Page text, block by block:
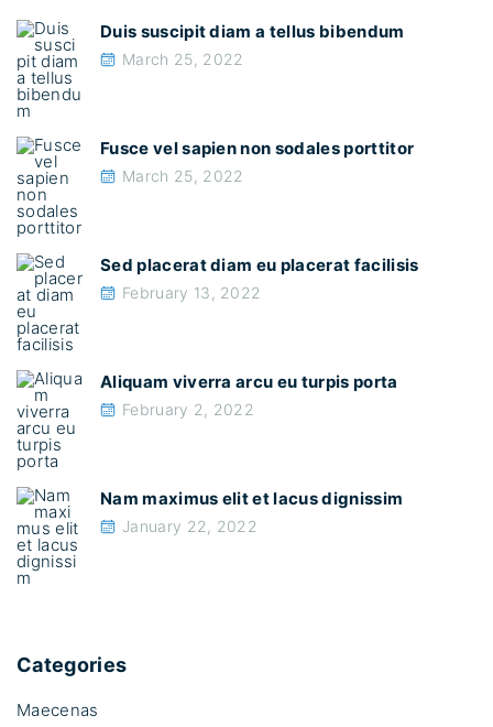
Duis suscipit diam a tellus bibendum
March 25, 2022
Fusce vel sapien non sodales porttitor
March 25, 2022
Sed placerat diam eu placerat facilisis
February 13, 2022
Aliquam viverra arcu eu turpis porta
February 2, 2022
Nam maximus elit et lacus dignissim
January 22, 2022
Categories
Maecenas